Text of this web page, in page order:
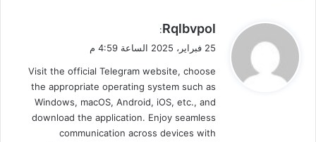
ي
ق
ل
Rqlbvpol
:
25 فبراير، 2025 الساعة 4:59 م
Visit the official Telegram website, choose
the appropriate operating system such as
Windows, macOS, Android, iOS, etc., and
download the application. Enjoy seamless
communication across devices with